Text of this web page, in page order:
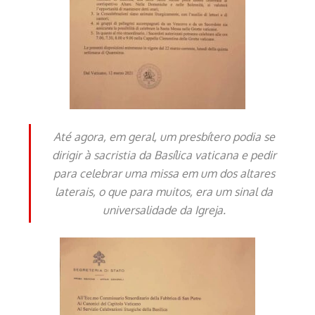
Até agora, em geral, um presbítero podia se
dirigir à sacristia da Basílica vaticana e pedir
para celebrar uma missa em um dos altares
laterais, o que para muitos, era um sinal da
universalidade da Igreja.